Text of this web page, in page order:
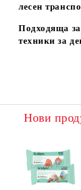
лесен
Подходяща
техники за
Нови